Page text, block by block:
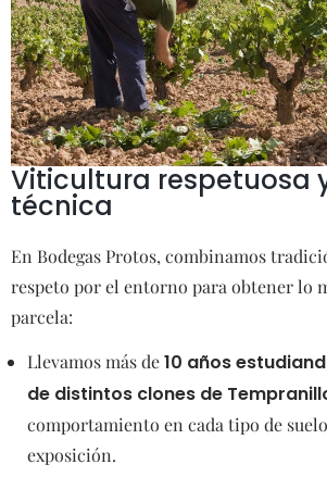
Viticultura respetuosa
técnica
En Bodegas Protos, combinamos
respeto por el entorno para obtener lo
parcela:
Llevamos más de10 años
de distintos clones de
comportamiento en cada tipo de
exposición.